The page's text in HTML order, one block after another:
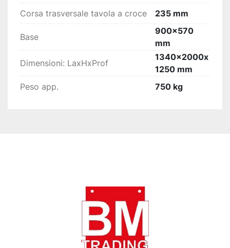
Corsa trasversale tavola a croce 235 mm
Base
900x570
mm
Dimensioni: LaxHxProf
1340x2000x
1250 mm
Peso app.
750 kg